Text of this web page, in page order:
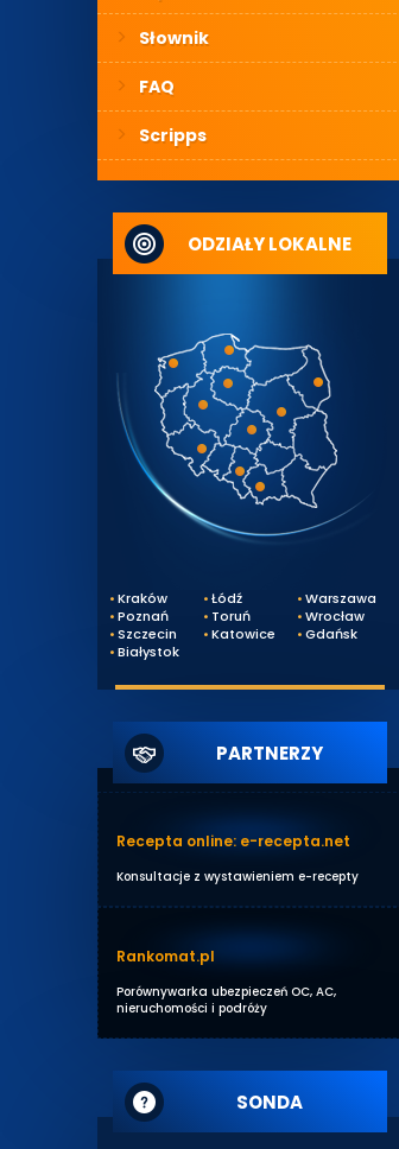
Słownik
FAQ
Scripps
ODZIAŁY LOKALNE
Kraków Łódź
Warszawa
Poznań
Toruń
Wrocław
Szczecin
Katowice
Gdańsk
Białystok
PARTNERZY
Recepta online: e-recepta.net
Konsultacje z wystawieniem e-recepty
Rankomat.pl
Porównywarka ubezpieczeń OC, AC,
nieruchomości i podróży
SONDA